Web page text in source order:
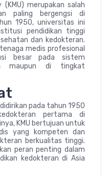
(KMU) merupakan salah
paling bergengsi di
1950, universitas ini
pendidikan tinggi
dan kedokteran.
medis profesional
besar pada sistem
maupun di tingkat
pada tahun 1950
pertama di
KMU bertujuan untuk
yang kompeten dan
berkualitas tinggi.
peran penting dalam
kedokteran di Asia